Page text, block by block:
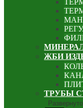
ЖБИ
ТРУБЫ